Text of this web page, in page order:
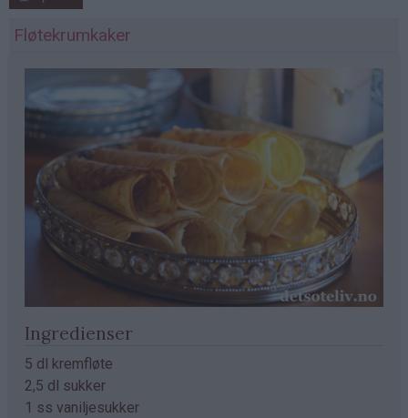
Fløtekrumkaker
Ingredienser
5 dl kremfløte
2,5 dl sukker
1 ss vaniljesukker